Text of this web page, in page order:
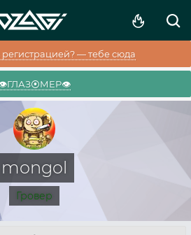
— тебе сюда
mongol
Гровер